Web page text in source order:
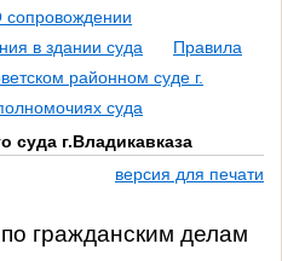
в здании суда
Правила
районном суде г.
суда
суда г.Владикавказа
версия для печати
гражданским делам